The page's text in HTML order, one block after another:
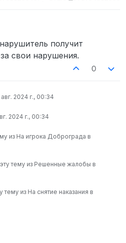
получит
свои нарушения.
0
2024 г., 00:34
2024 г., 00:34
из На игрока Доброграда в
тему из Решенные жалобы в
тему из На снятие наказания в